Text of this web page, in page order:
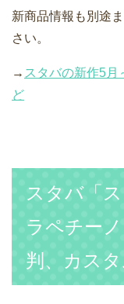
新商品情報も別途
さい。
→ スタバの新作5月
ど
スタバ「
ラペチー
判、カス